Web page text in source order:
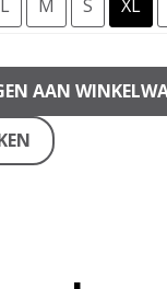
L M S XL
AAN